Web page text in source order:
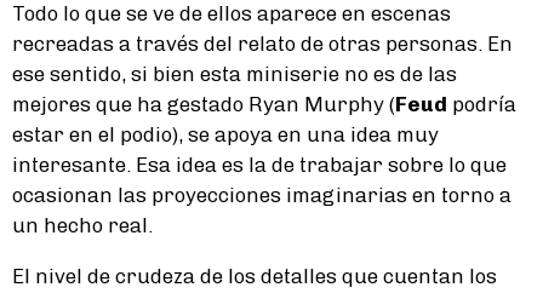
Todo lo que se ve de ellos aparece en escenas
recreadas a través del relato de otras personas. En
ese sentido, si bien esta miniserie no es de las
mejores que ha gestado Ryan Murphy (Feud podría
estar en el podio), se apoya en una idea muy
interesante. Esa idea es la de trabajar sobre lo que
ocasionan las proyecciones imaginarias en torno a
un hecho real.
El nivel de crudeza de los detalles que cuentan los